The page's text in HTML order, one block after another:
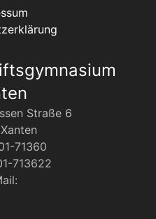
Straße 6
71360
713622